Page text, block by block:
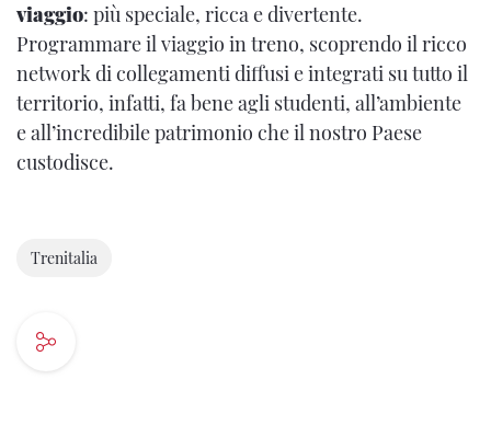
viaggio: più speciale, ricca e divertente.
Programmare il viaggio in treno, scoprendo il ricco
network di collegamenti diffusi e integrati su tutto il
territorio, infatti, fa bene agli studenti, all’ambiente
e all’incredibile patrimonio che il nostro Paese
custodisce.
Trenitalia